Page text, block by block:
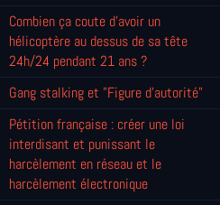
Combien ça coute d'avoir un
hélicoptère au dessus de sa tête
24h/24 pendant 21 ans ?
Gang stalking et "Figure d'autorité"
Pétition française : créer une loi
interdisant et punissant le
harcèlement en réseau et le
harcèlement électronique